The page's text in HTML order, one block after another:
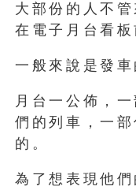
大部份的人不
在電子月台看板
一般來說是發車
月台一公佈，
們的列車，一
的。
為了想表現他